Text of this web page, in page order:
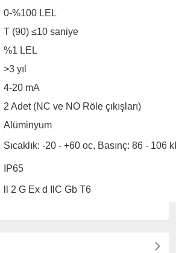
0-%100 LEL
T (90) ≤10 saniye
%1 LEL
>3 yıl
4-20 mA
2 Adet (NC ve NO Röle çıkışları)
Alüminyum
Sıcaklık: -20 - +60 oc, Basınç: 86 - 106
IP65
ll 2 G Ex d IlC Gb T6